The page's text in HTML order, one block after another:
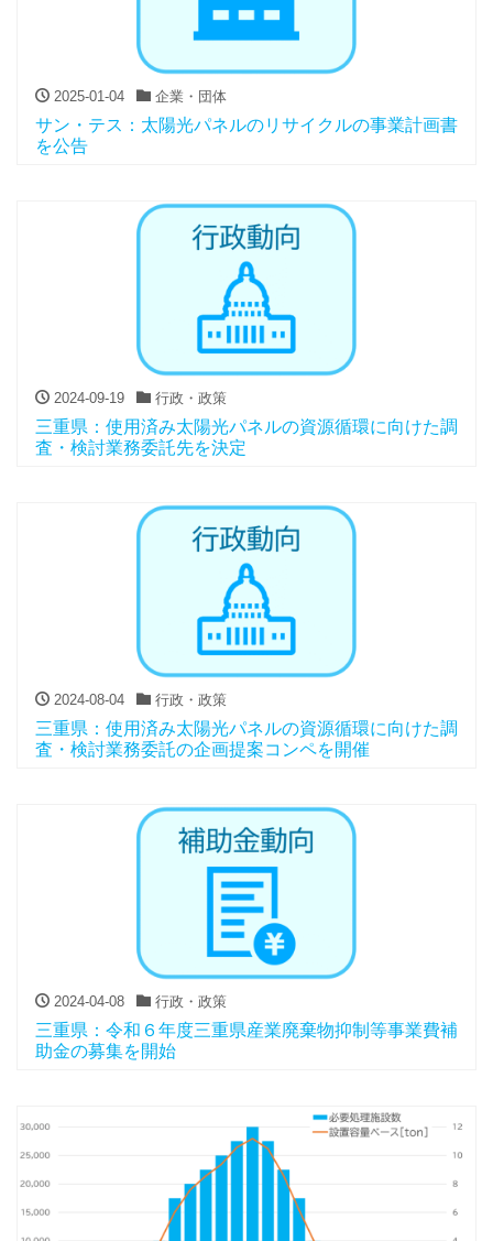
2025-01-04 企業・団体
サン・テス：太陽光パネルのリサイクルの事業計画書
を公告
2024-09-19 行政・政策
三重県：使用済み太陽光パネルの資源循環に向けた調
査・検討業務委託先を決定
2024-08-04 行政・政策
三重県：使用済み太陽光パネルの資源循環に向けた調
査・検討業務委託の企画提案コンペを開催
2024-04-08 行政・政策
三重県：令和６年度三重県産業廃棄物抑制等事業費補
助金の募集を開始